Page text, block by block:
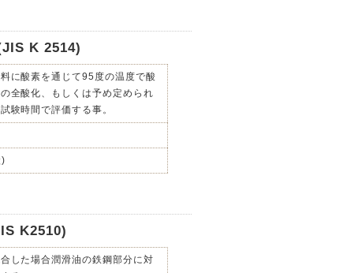
K 2514)
に酸素を通じて95度の温度で酸
全酸化、もしくは予め定められ
験時間で評価する事。
K2510)
した場合潤滑油の鉄鋼部分に対